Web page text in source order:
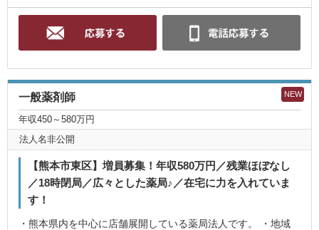
NEW
一般薬剤師
年収450～580万円
法人名非公開
【熊本市東区】増員募集！年収580万円／残業ほぼなし
／18時閉局／広々とした薬局♪／在宅に力を入れていま
す！
・熊本県内を中心に店舗展開している薬局法人です。 ・地域